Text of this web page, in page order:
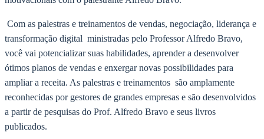
Com as palestras e treinamentos de vendas, negociação, liderança e
transformação digital ministradas pelo Professor Alfredo Bravo,
você vai potencializar suas habilidades, aprender a desenvolver
ótimos planos de vendas e enxergar novas possibilidades para
ampliar a receita. As palestras e treinamentos são amplamente
reconhecidas por gestores de grandes empresas e são desenvolvidos
a partir de pesquisas do Prof. Alfredo Bravo e seus livros
publicados.